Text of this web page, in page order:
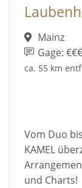
Mainz
Gage:
ca. 55 km
Vom Duo
KAMEL
und Charts!